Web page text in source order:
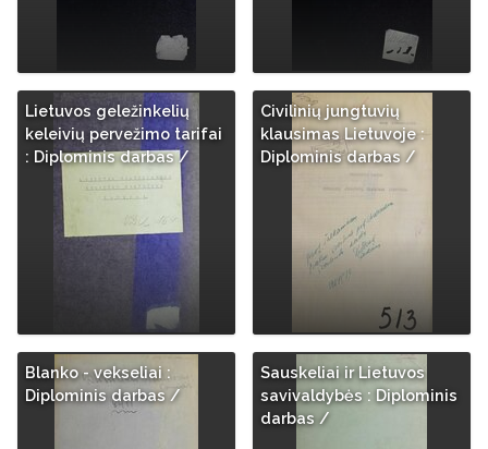
Lietuvos geležinkelių
keleivių pervežimo tarifai
: Diplominis darbas /
Civilinių jungtuvių
klausimas Lietuvoje :
Diplominis darbas /
Blanko - vekseliai :
Diplominis darbas /
Sauskeliai ir Lietuvos
savivaldybės : Diplominis
darbas /